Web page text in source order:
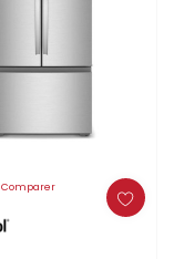
Comparer